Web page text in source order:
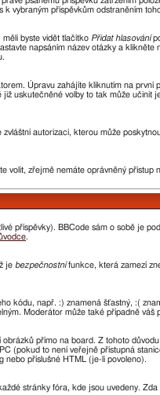
k vybraným příspěvkům odstraněním
byste vidět tlačítko Přidat hlasování
napsáním název otázky a klikněte
Úpravu zahájíte kliknutím na první
uskutečněné volby to tak může učinit
autorizaci, kterou může
volit, zřejmě nemáte oprávněný přístup
příspěvky). BBCode sám o sobě je
.
je bezpečnostnífunkce, která zamezí
kódu, např. :) znamená šťastný, :(
Moderátor může také případně váš
přímo na board. Z tohoto
(pokud to není veřejně přístupná
nebo příslušné HTML (je-li povoleno).
stránky fóra, kde jsou uvedeny.